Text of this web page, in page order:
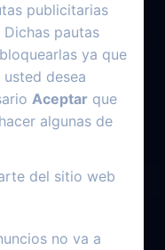
publicitarias
pautas
ya que
desea
Aceptar que
algunas de
del sitio web
no va a